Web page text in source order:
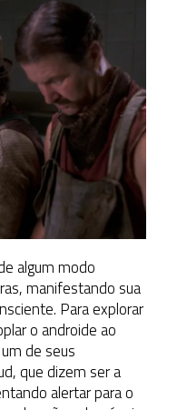
algum modo
manifestando sua
Para explorar
o androide ao
de seus
que dizem ser a
alertar para o